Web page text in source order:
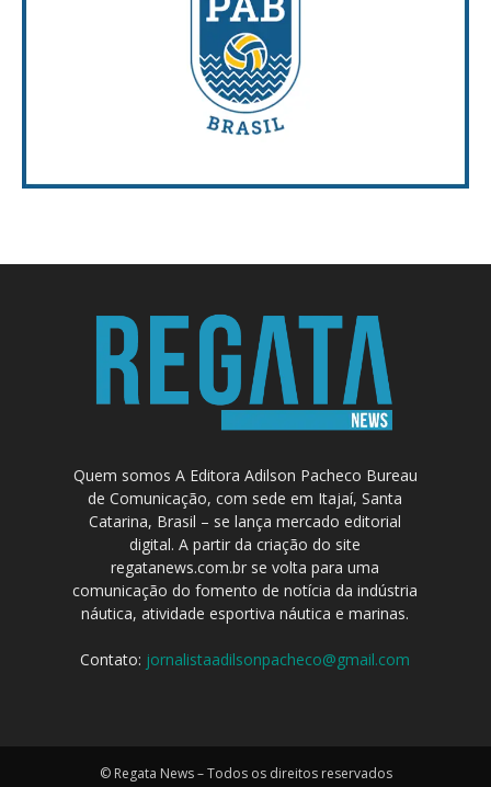
Quem somos A Editora Adilson Pacheco Bureau
de Comunicação, com sede em Itajaí, Santa
Catarina, Brasil – se lança mercado editorial
digital. A partir da criação do site
regatanews.com.br se volta para uma
comunicação do fomento de notícia da indústria
náutica, atividade esportiva náutica e marinas.
Contato: jornalistaadilsonpacheco@gmail.com
© Regata News – Todos os direitos reservados